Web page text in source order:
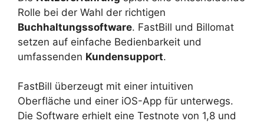
Rolle bei der Wahl der richtigen
Buchhaltungssoftware. FastBill und Billomat
setzen auf einfache Bedienbarkeit und
umfassenden Kundensupport.
FastBill überzeugt mit einer intuitiven
Oberfläche und einer iOS-App für unterwegs.
Die Software erhielt eine Testnote von 1,8 und